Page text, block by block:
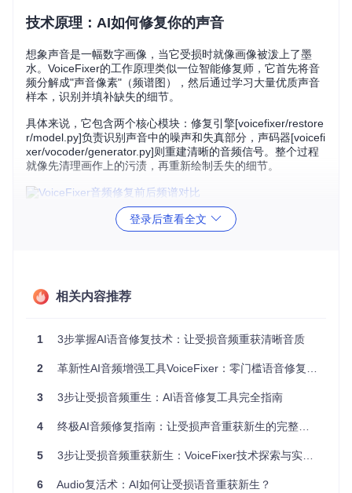
技术原理：AI如何修复你的声音
想象声音是一幅数字画像，当它受损时就像画像被泼上了墨
水。VoiceFixer的工作原理类似一位智能修复师，它首先将音
频分解成"声音像素"（频谱图），然后通过学习大量优质声音
样本，识别并填补缺失的细节。
具体来说，它包含两个核心模块：修复引擎[voicefixer/restore
r/model.py]负责识别声音中的噪声和失真部分，声码器[voicefi
xer/vocoder/generator.py]则重建清晰的音频信号。整个过程
就像先清理画作上的污渍，再重新绘制丢失的细节。
AI语音修复技术：左侧为修复前模糊频谱，右侧为修复后清晰
已安装Python环境，这是运行工具的基础
安装步骤
🔍 第一步：获取工具代码
git clone
🔍 第二步：安装依赖
登录后查看全文
相关内容推荐
1 3步掌握AI语音修复技术：让受损音频重获清晰音质
2 革新性AI音频增强工具VoiceFixer：零门槛语音修复技术全攻略
3 3步让受损音频重生：AI语音修复工具完全指南
4 终极AI音频修复指南：让受损声音重获新生的完整方案
5 3步让受损音频重获新生：VoiceFixer技术探索与实践指南
6 Audio复活术：AI如何让受损语音重获新生？